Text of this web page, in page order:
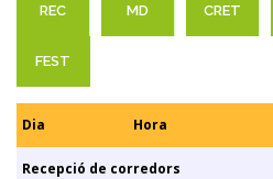
REC MD CRET
FEST
Dia Hora
Recepció de corredors